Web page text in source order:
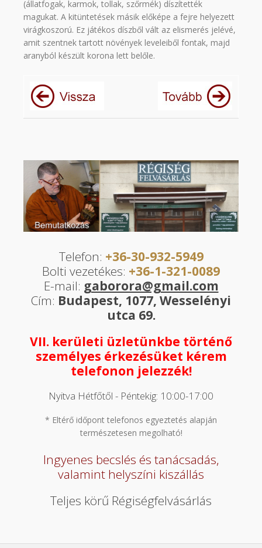
(állatfogak, karmok, tollak, szőrmék) díszítették
magukat. A kitüntetések másik előképe a fejre helyezett
virágkoszorú. Ez játékos díszből vált az elismerés jelévé,
amit szentnek tartott növények leveleiből fontak, majd
aranyból készült korona lett belőle.
Telefon: +36-30-932-5949
Bolti vezetékes: +36-1-321-0089
E-mail: gaborora@gmail.com
Cím: Budapest, 1077, Wesselényi
utca 69.
VII. kerületi üzletünkbe történő
személyes érkezésüket kérem
telefonon jelezzék!
Nyitva Hétfőtől - Péntekig: 10:00-17:00
* Eltérő időpont telefonos egyeztetés alapján
természetesen megolható!
Ingyenes becslés és tanácsadás,
valamint helyszíni kiszállás
Teljes körű Régiségfelvásárlás